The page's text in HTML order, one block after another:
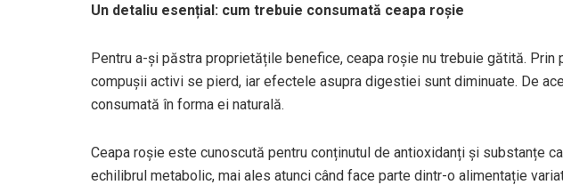
Un detaliu esențial: cum trebuie consumată ceapa roșie
Pentru a-și păstra proprietățile benefice, ceapa roșie nu trebuie gătită. Prin
compușii activi se pierd, iar efectele asupra digestiei sunt diminuate. De
consumată în forma ei naturală.
Ceapa roșie este cunoscută pentru conținutul de antioxidanți și substanțe
echilibrul metabolic, mai ales atunci când face parte dintr-o alimentație